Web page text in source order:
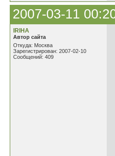
2007-03-11
IRIHA
Автор сайта
Откуда: Москва
Зарегистрирован: 2007-02-10
Сообщений: 409